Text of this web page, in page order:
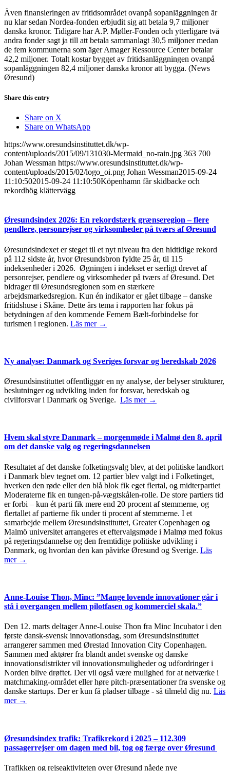
Även finansieringen av fritidsområdet ovanpå sopanläggningen är
nu klar sedan Nordea-fonden erbjudit sig att betala 9,7 miljoner
danska kronor. Tidigare har A.P. Møller-Fonden och ytterligare två
andra fonder sagt ja till att betala sammanlagt 30,5 miljoner medan
de fem kommunerna som äger Amager Ressource Center betalar
42,2 miljoner. Totalt kostar bygget av fritidsanläggningen ovanpå
sopanläggningen 82,4 miljoner danska kronor att bygga. (News
Øresund)
Share this entry
Share on X
Share on WhatsApp
https://www.oresundsinstituttet.dk/wp-
content/uploads/2015/09/131030-Mermaid_no-rain.jpg 363 700
Johan Wessman https://www.oresundsinstituttet.dk/wp-
content/uploads/2015/02/logo_oi.png Johan Wessman2015-09-24
11:10:502015-09-24 11:10:50Köpenhamn får skidbacke och
rekordhög klättervägg
Øresundsindex 2026: En rekordstærk grænseregion – flere
pendlere, personrejser og virksomheder på tværs af Øresund
Øresundsindexet er steget til et nyt niveau fra den hidtidige rekord
på 112 sidste år, hvor Øresundsbron fyldte 25 år, til 115
indeksenheder i 2026. Øgningen i indekset er særligt drevet af
personrejser, pendlere og virksomheder på tværs af Øresund. Det
bidrager til Øresundsregionen som en stærkere
arbejdsmarkedsregion. Kun én indikator er gået tilbage – danske
fritidshuse i Skåne. Dette års tema i rapporten har fokus på
betydningen af den kommende Femern Bælt-forbindelse for
turismen i regionen. Läs mer →
Ny analyse: Danmark og Sveriges forsvar og beredskab 2026
Øresundsinstituttet offentliggør en ny analyse, der belyser strukturer,
beslutninger og udvikling inden for forsvar, beredskab og
civilforsvar i Danmark og Sverige. Läs mer →
Hvem skal styre Danmark – morgenmøde i Malmø den 8. april
om det danske valg og regeringsdannelsen
Resultatet af det danske folketingsvalg blev, at det politiske landkort
i Danmark blev tegnet om. 12 partier blev valgt ind i Folketinget,
hverken den røde eller den blå blok fik eget flertal, og midterpartiet
Moderaterne fik en tungen-på-vægtskålen-rolle. De store partiers tid
er forbi – kun ét parti fik mere end 20 procent af stemmerne, og
flertallet af partierne fik under ti procent af stemmerne. I et
samarbejde mellem Øresundsinstituttet, Greater Copenhagen og
Malmö universitet arrangeres et eftervalgsmøde i Malmø med fokus
på regeringsdannelse og den fremtidige politiske udvikling i
Danmark, og hvordan den kan påvirke Øresund og Sverige. Läs
mer →
Anne-Louise Thon, Minc: ”Mange lovende innovationer går i
stå i overgangen mellem pilotfasen og kommerciel skala.”
Den 12. marts deltager Anne-Louise Thon fra Minc Incubator i den
første dansk-svensk innovationsdag, som Øresundsinstituttet
arrangerer sammen med Ørestad Innovation City Copenhagen.
Sammen med aktører fra blandt andet svenske og danske
innovationsdistrikter vil innovationsmuligheder og udfordringer i
Norden blive drøftet. Der vil også være mulighed for at netværke i
matchmaking-området eller høre pitch-præsentationer fra svenske og
danske startups. Der er kun få pladser tilbage - så tilmeld dig nu. Läs
mer →
Øresundsindex trafik: Trafikrekord i 2025 – 112.309
passagerrejser om dagen med bil, tog og færge over Øresund
Trafikken og rejseaktiviteten over Øresund nåede nye